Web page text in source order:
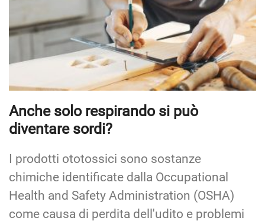
Anche solo respirando si può
diventare sordi?
I prodotti ototossici sono sostanze
chimiche identificate dalla Occupational
Health and Safety Administration (OSHA)
come causa di perdita dell'udito e problemi